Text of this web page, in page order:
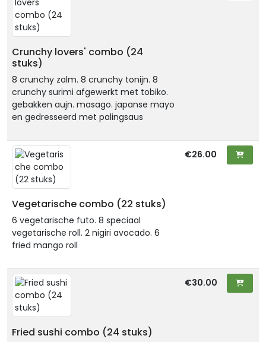
Crunchy lovers' combo (24
stuks)
8 crunchy zalm. 8 crunchy tonijn. 8
crunchy surimi afgewerkt met tobiko.
gebakken aujn. masago. japanse mayo
en gedresseerd met palingsaus
Vegetarische combo (22 stuks)
6 vegetarische futo. 8 speciaal
vegetarische roll. 2 nigiri avocado. 6
fried mango roll
€26.00
Fried sushi combo (24 stuks)
€30.00